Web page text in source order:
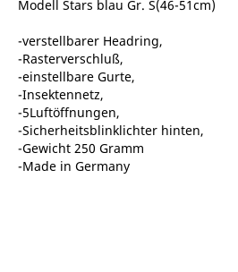
Modell Stars blau Gr. S(46-51cm)
-verstellbarer Headring,
-Rasterverschluß,
-einstellbare Gurte,
-Insektennetz,
-5Luftöffnungen,
-Sicherheitsblinklichter hinten,
-Gewicht 250 Gramm
-Made in Germany